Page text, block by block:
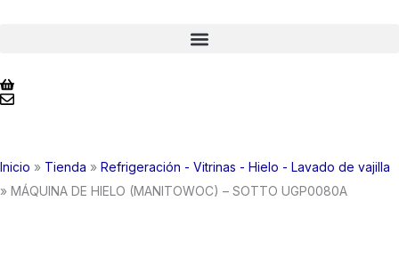
Inicio » Tienda » Refrigeración - Vitrinas - Hielo - Lavado de vajilla
» MÁQUINA DE HIELO (MANITOWOC) – SOTTO UGP0080A